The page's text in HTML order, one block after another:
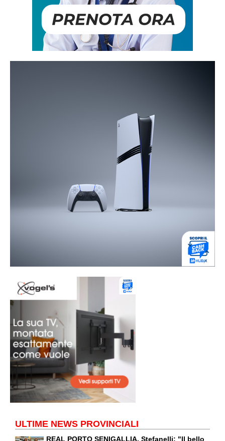
ULTIME NEWS PROVINCIALI
REAL PORTO SENIGALLIA. Stefanelli: "Il bello